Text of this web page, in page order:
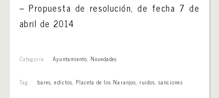
– Propuesta de resolución, de fecha 7 de
abril de 2014
Categoría: Ayuntamiento, Novedades
Tag: bares,edictos, Placeta de los Naranjos, ruidos,sanciones